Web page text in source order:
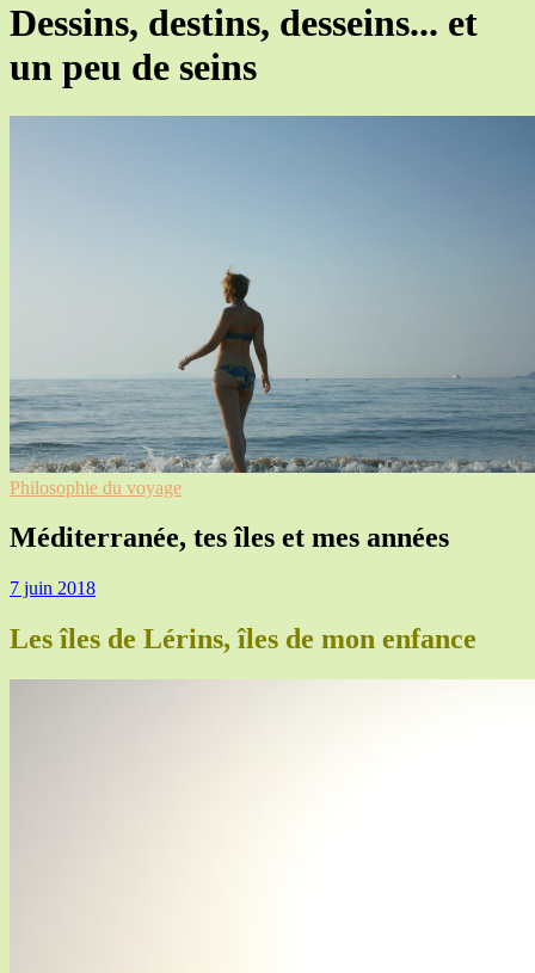
Dessins, destins, desseins... et
un peu de seins
Philosophie du voyage
Méditerranée, tes îles et mes années
7 juin 2018
Les îles de Lérins, îles de mon enfance